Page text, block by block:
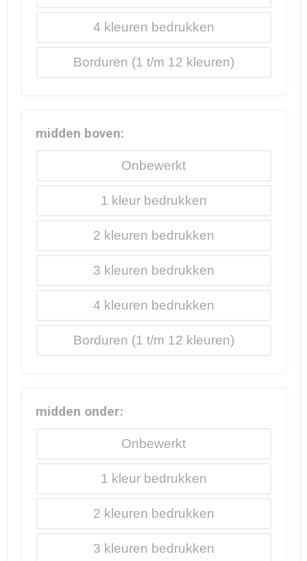
4
Borduren
midden boven:
Onbewerkt
1
2
3
4
Borduren
midden onder:
Onbewerkt
1
2
3